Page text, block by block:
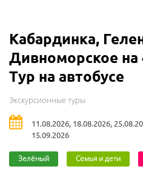
Кабардинка,
Дивноморское на
Тур на автобусе
Экскурсионные туры
11.08.2026, 18.08.2026,
15.09.2026
Зелёный Семья и дети